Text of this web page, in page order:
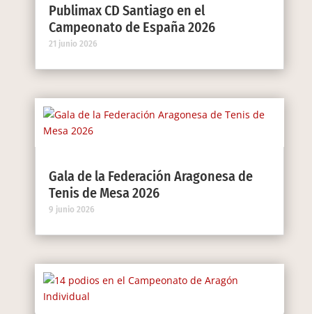
Publimax CD Santiago en el
Campeonato de España 2026
21 junio 2026
Gala de la Federación Aragonesa de
Tenis de Mesa 2026
9 junio 2026